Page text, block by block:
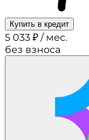
Купить в кредит
5 033 ₽ / мес.
без взноса